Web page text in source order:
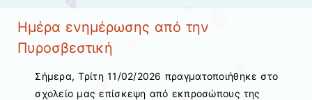
Ημέρα ενημέρωσης από την
Πυροσβεστική
Σήμερα, Τρίτη 11/02/2026 πραγματοποιήθηκε στο
σχολείο μας επίσκεψη από εκπροσώπους της